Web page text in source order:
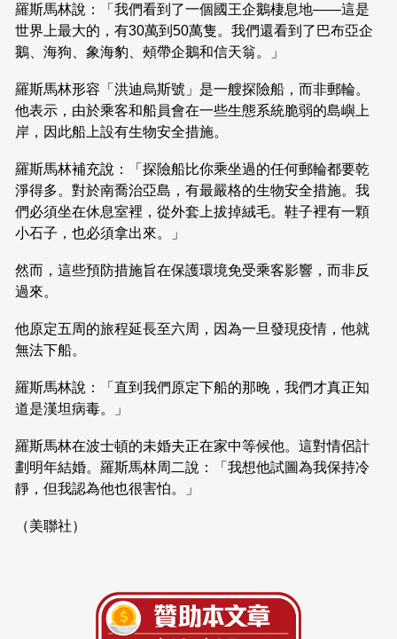
羅斯馬林說：「我們看到了一個國王企鵝棲息地——這是
世界上最大的，有30萬到50萬隻。我們還看到了巴布亞企
鵝、海狗、象海豹、頰帶企鵝和信天翁。」
羅斯馬林形容「洪迪烏斯號」是一艘探險船，而非郵輪。
他表示，由於乘客和船員會在一些生態系統脆弱的島嶼上
岸，因此船上設有生物安全措施。
羅斯馬林補充說：「探險船比你乘坐過的任何郵輪都要乾
淨得多。對於南喬治亞島，有最嚴格的生物安全措施。我
們必須坐在休息室裡，從外套上拔掉絨毛。鞋子裡有一顆
小石子，也必須拿出來。」
然而，這些預防措施旨在保護環境免受乘客影響，而非反
過來。
他原定五周的旅程延長至六周，因為一旦發現疫情，他就
無法下船。
羅斯馬林說：「直到我們原定下船的那晚，我們才真正知
道是漢坦病毒。」
羅斯馬林在波士頓的未婚夫正在家中等候他。這對情侶計
劃明年結婚。羅斯馬林周二說：「我想他試圖為我保持冷
靜，但我認為他也很害怕。」
（美聯社）